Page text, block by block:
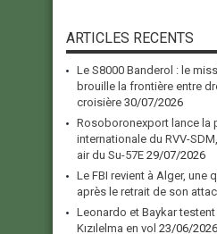
ARTICLES RECENTS
Le S8000 Banderol : le
brouille la frontière entre
croisière 30/07/2026
Rosoboronexport lance la
internationale du RVV-
air du Su-57E 29/07/2026
Le FBI revient à Alger, une
après le retrait de son
Leonardo et Baykar
Kızılelma en vol 23/06/2026